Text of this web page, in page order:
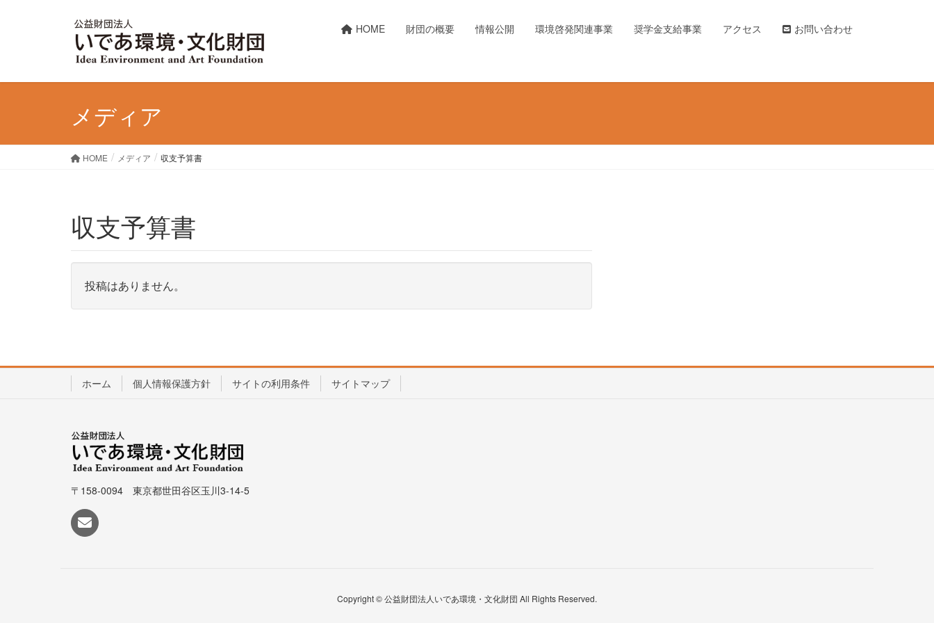
HOME 財団の概要 情報公開 環境啓発関連事業 奨学金支給事業 アクセス お問い合わせ
メディア
HOME メディア 収支予算書
収支予算書
投稿はありません。
ホーム 個人情報保護方針 サイトの利用条件 サイトマップ
〒158-0094 東京都世田谷区玉川3-14-5
Copyright © 公益財団法人いであ環境・文化財団 All Rights Reserved.